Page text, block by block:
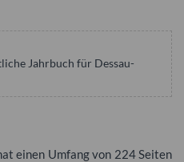
Jahrbuch für Dessau-
einen Umfang von 224 Seiten